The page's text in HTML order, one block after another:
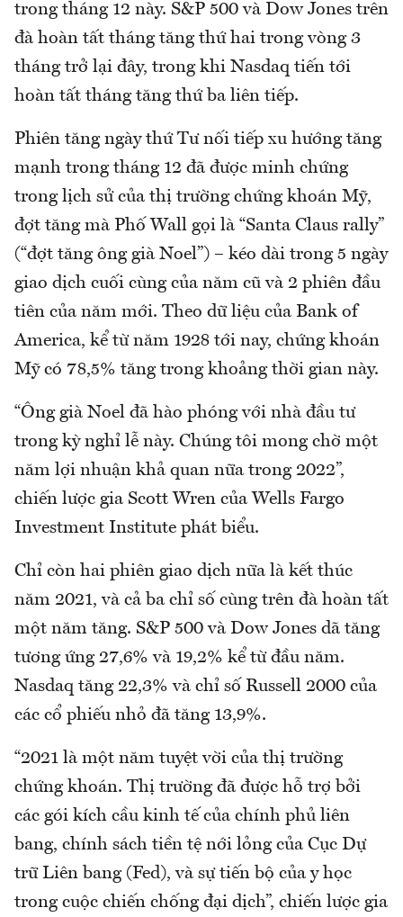
trong tháng 12 này. S&P 500 và Dow Jones trên
đà hoàn tất tháng tăng thứ hai trong vòng 3
tháng trở lại đây, trong khi Nasdaq tiến tới
hoàn tất tháng tăng thứ ba liên tiếp.
Phiên tăng ngày thứ Tư nối tiếp xu hướng tăng
mạnh trong tháng 12 đã được minh chứng
trong lịch sử của thị trường chứng khoán Mỹ,
đợt tăng mà Phố Wall gọi là “Santa Claus rally”
(“đợt tăng ông già Noel”) – kéo dài trong 5 ngày
giao dịch cuối cùng của năm cũ và 2 phiên đầu
tiên của năm mới. Theo dữ liệu của Bank of
America, kể từ năm 1928 tới nay, chứng khoán
Mỹ có 78,5% tăng trong khoảng thời gian này.
“Ông già Noel đã hào phóng với nhà đầu tư
trong kỳ nghỉ lễ này. Chúng tôi mong chờ một
năm lợi nhuận khả quan nữa trong 2022”,
chiến lược gia Scott Wren của Wells Fargo
Investment Institute phát biểu.
Chỉ còn hai phiên giao dịch nữa là kết thúc
năm 2021, và cả ba chỉ số cùng trên đà hoàn tất
một năm tăng. S&P 500 và Dow Jones dã tăng
tương ứng 27,6% và 19,2% kể từ đầu năm.
Nasdaq tăng 22,3% và chỉ số Russell 2000 của
các cổ phiếu nhỏ đã tăng 13,9%.
“2021 là một năm tuyệt vời của thị trường
chứng khoán. Thị trường đã được hỗ trợ bởi
các gói kích cầu kinh tế của chính phủ liên
bang, chính sách tiền tệ nới lỏng của Cục Dự
trữ Liên bang (Fed), và sự tiến bộ của y học
trong cuộc chiến chống đại dịch”, chiến lược gia